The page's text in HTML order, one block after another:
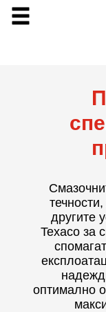
другите
Texaco за
оптимално